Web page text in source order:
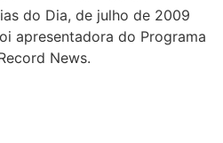
do Dia, de julho de 2009
apresentadora do Programa
News.